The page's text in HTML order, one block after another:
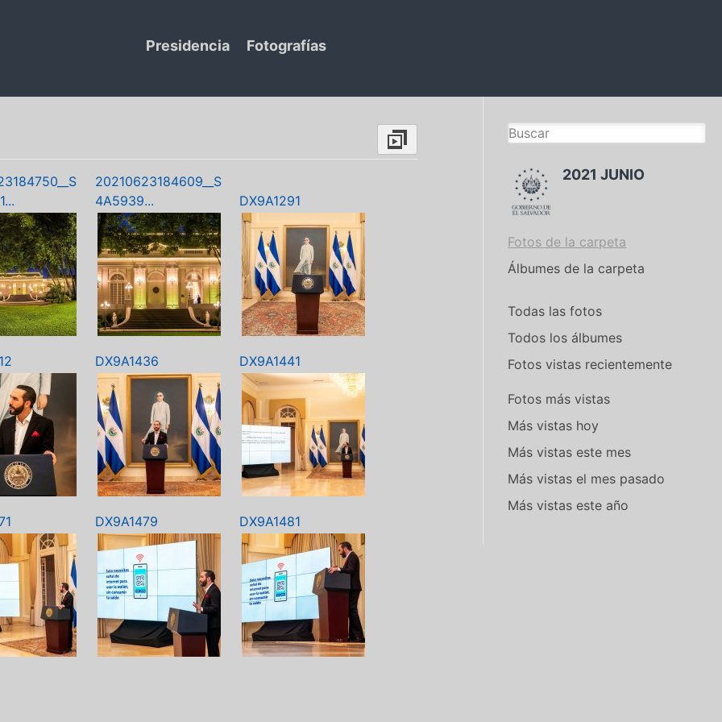
Presidencia Fotografías
20210623184609__S
4A5939...
DX9A1291
DX9A1436 DX9A1441
DX9A1479 DX9A1481
2021 JUNIO
Fotos de la carpeta
Álbumes de la carpeta
Todas las fotos
Todos los álbumes
Fotos vistas recientemente
Fotos más vistas
Más vistas hoy
Más vistas este mes
Más vistas el mes pasado
Más vistas este año